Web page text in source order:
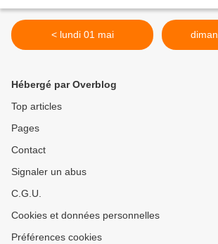
< lundi 01 mai
Hébergé par Overblog
Top articles
Pages
Contact
Signaler un abus
C.G.U.
Cookies et données personnelles
Préférences cookies